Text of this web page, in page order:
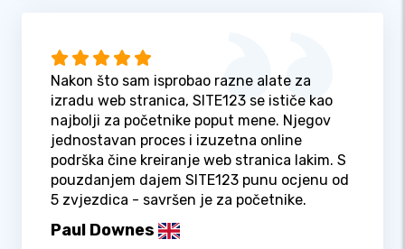
Nakon što sam isprobao razne alate za
izradu web stranica, SITE123 se ističe kao
najbolji za početnike poput mene. Njegov
jednostavan proces i izuzetna online
podrška čine kreiranje web stranica lakim. S
pouzdanjem dajem SITE123 punu ocjenu od
5 zvjezdica - savršen je za početnike.
Paul Downes